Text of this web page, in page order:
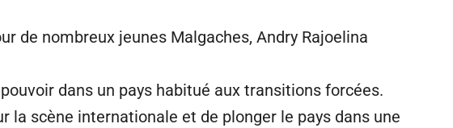
de nombreux jeunes Malgaches, Andry Rajoelina
dans un pays habitué aux transitions forcées.
la scène internationale et de plonger le pays dans une